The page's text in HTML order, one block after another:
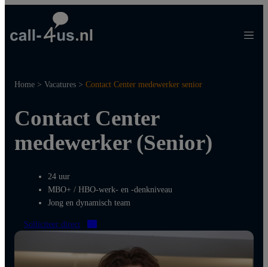
de
Home >Vacatures >Contact Center medewerker senior
Contact Center
medewerker (Senior)
24 uur
MBO+ / HBO-werk- en -denkniveau
Jong en dynamisch team
Solliciteer direct